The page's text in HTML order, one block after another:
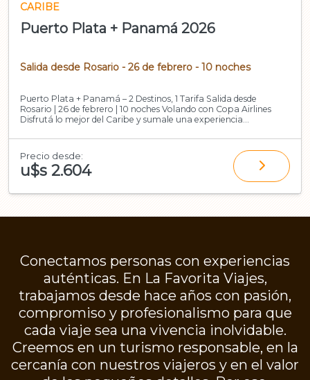
CARIBE
Puerto Plata + Panamá 2026
Salida desde Rosario - 26 de febrero - 10 noches
Puerto Plata + Panamá – 2 Destinos, 1 Tarifa Salida desde
Rosario | 26 de febrero | 10 noches Volando con Copa Airlines
Disfrutá lo mejor del Caribe y sumale una experiencia
Precio desde:
u$s 2.604
Conectamos personas con experiencias
auténticas. En La Favorita Viajes,
trabajamos desde hace años con pasión,
compromiso y profesionalismo para que
cada viaje sea una vivencia inolvidable.
Creemos en un turismo responsable, en la
cercanía con nuestros viajeros y en el valor